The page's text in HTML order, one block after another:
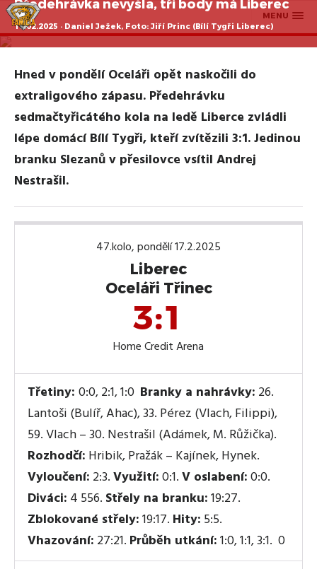
MENU
Předehrávka nevyšla, tři body má Liberec
17.02.2025 · Daniel Ježek, Foto: Jiří Princ (Bílí Tygři Liberec)
Hned v pondělí Oceláři opět naskočili do
extraligového zápasu. Předehrávku
sedmačtyřicátého kola na ledě Liberce zvládli
lépe domácí Bílí Tygři, kteří zvítězili 3:1. Jedinou
branku Slezanů v přesilovce vsítil Andrej
Nestrašil.
47.kolo, pondělí 17.2.2025
Liberec
Oceláři Třinec
3:1
Home Credit Arena
Třetiny: 0:0, 2:1, 1:0 Branky a nahrávky: 26.
Lantoši (Bulíř, Ahac), 33. Pérez (Vlach, Filippi),
59. Vlach – 30. Nestrašil (Adámek, M. Růžička).
Rozhodčí: Hribik, Pražák – Kajínek, Hynek.
Vyloučení: 2:3.Využití:0:1.V oslabení:0:0.
Diváci: 4 556. Střely na branku:19:27.
Zblokované střely:19:17. Hity: 5:5.
Vhazování: 27:21. Průběh utkání:1:0, 1:1, 3:1. 0